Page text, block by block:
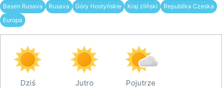
Basen Rusava Rusava Góry Hostyńskie Kraj zliński
Republika Czeska
Europa
Dziś Jutro Pojutrze